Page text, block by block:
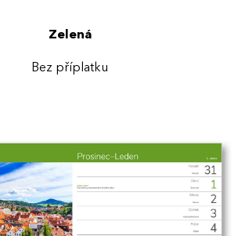
Zelená
Bez příplatku